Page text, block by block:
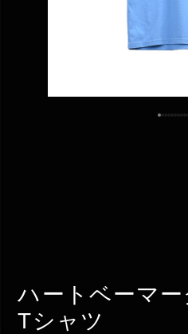
ハートベーマ
Tシャツ